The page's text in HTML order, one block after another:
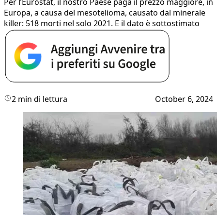
Europa, a causa del mesotelioma, causato dal minerale
killer: 518 morti nel solo 2021. E il dato è sottostimato
2 min di lettura October 6, 2024